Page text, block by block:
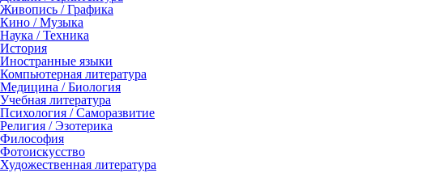
Живопись / Графика
Кино / Музыка
Наука / Техника
История
Иностранные языки
Компьютерная литература
Медицина / Биология
Учебная литература
Психология / Саморазвитие
Религия / Эзотерика
Философия
Фотоискусство
Художественная литература